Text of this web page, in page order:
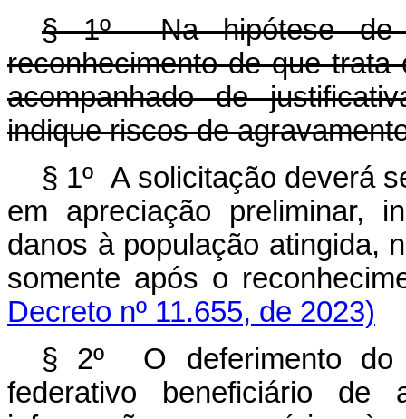
§ 1º Na hipótese de
reconhecimento de que
acompanhado de
indique riscos de
§ 1º A solicitação deverá
em apreciação preliminar,
danos à população atingida,
somente após o
Decreto nº 11.655, de 2023)
§ 2º O deferimento do
federativo beneficiário de